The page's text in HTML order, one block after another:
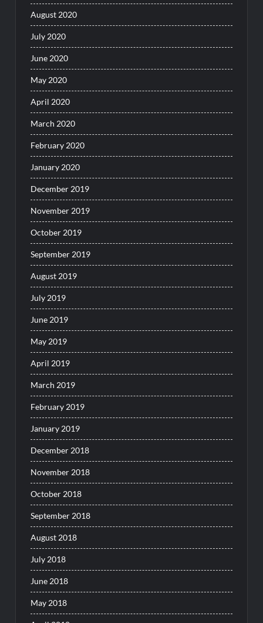
August 2020
July 2020
June 2020
May 2020
April 2020
March 2020
February 2020
January 2020
December 2019
November 2019
October 2019
September 2019
August 2019
July 2019
June 2019
May 2019
April 2019
March 2019
February 2019
January 2019
December 2018
November 2018
October 2018
September 2018
August 2018
July 2018
June 2018
May 2018